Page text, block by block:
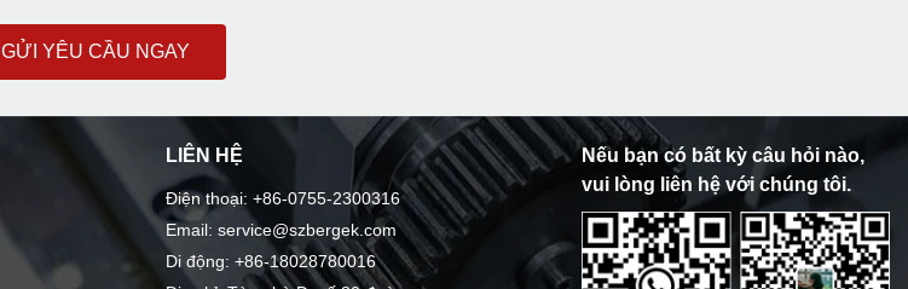
GỬI YÊU CẦU NGAY
LIÊN HỆ
Điện thoại: +86-0755-2300316
Email: service@szbergek.com
Di động: +86-18028780016
Nếu bạn có bất kỳ câu hỏi nào,
vui lòng liên hệ với chúng tôi.